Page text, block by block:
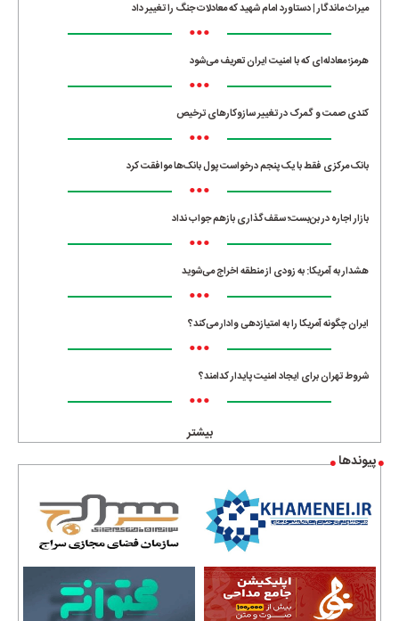
میراث ماندگار | دستاورد امام شهید که معادلات جنگ را تغییر داد
•••
هرمز؛ معادله‌ای که با امنیت ایران تعریف می‌شود
•••
کندی صمت و گمرک در تغییر سازوکارهای ترخیص
•••
بانک مرکزی فقط با یک‌ پنجم درخواست پول بانک‌ها موافقت کرد
•••
بازار اجاره در بن‌بست؛ سقف‌گذاری بازهم جواب نداد
•••
هشدار به آمریکا: به زودی از منطقه اخراج می‌شوید
•••
ایران چگونه آمریکا را به امتیازدهی وادار می‌کند؟
•••
شروط تهران برای ایجاد امنیت پایدار کدامند؟
•••
بیشتر
پیوندها